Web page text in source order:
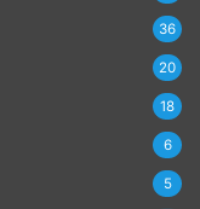
36
20
18
6
5